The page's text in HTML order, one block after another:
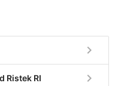
chevron_right
Ristek RI chevron_right